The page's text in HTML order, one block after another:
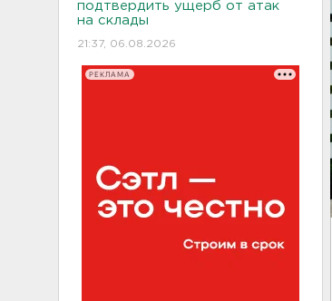
подтвердить ущерб от атак
на склады
21:37, 06.08.2026
РЕКЛАМА